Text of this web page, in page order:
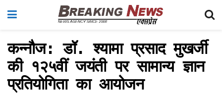
कन्नौज: डॉ. श्यामा प्रसाद मुखर्जी
की १२५वीं जयंती पर सामान्य ज्ञान
प्रतियोगिता का आयोजन